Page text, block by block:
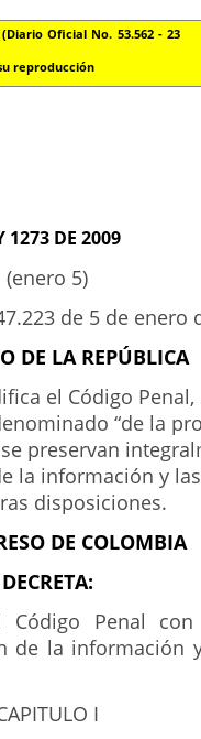
Oficial No. 53.562 - 23
reproducción
1273 DE 2009
(enero 5)
de 5 de enero
DE LA REPÚBLICA
el Código
“de la
preservan
la información y
disposiciones.
DE COLOMBIA
DECRETA:
Código Penal
de la información
I